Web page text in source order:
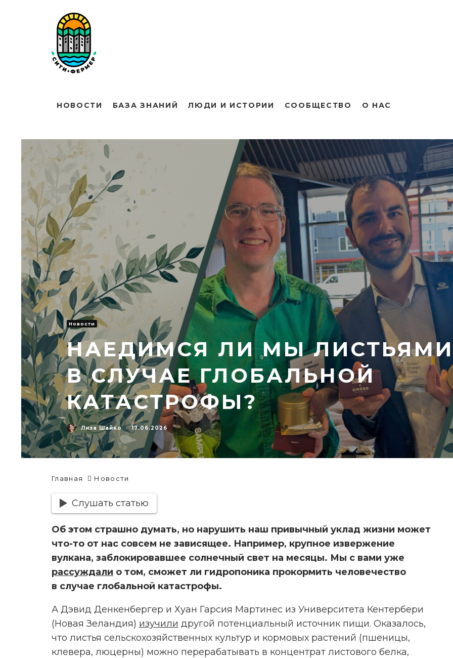
НОВОСТИ БАЗА ЗНАНИЙ ЛЮДИ И ИСТОРИИ СООБЩЕСТВО О НАС
Новости
НАЕДИМСЯ ЛИ МЫ ЛИСТЬЯМИ
В СЛУЧАЕ ГЛОБАЛЬНОЙ
КАТАСТРОФЫ?
Лиза Шайко · 17.06.2026
Главная Новости
Слушать статью
Об этом страшно думать, но нарушить наш привычный уклад жизни может
что-то от нас совсем не зависящее. Например, крупное извержение
вулкана, заблокировавшее солнечный свет на месяцы. Мы с вами уже
рассуждали о том, сможет ли гидропоника прокормить человечество
в случае глобальной катастрофы.
А Дэвид Денкенбергер и Хуан Гарсия Мартинес из Университета Кентербери
(Новая Зеландия) изучили другой потенциальный источник пищи. Оказалось,
что листья сельскохозяйственных культур и кормовых растений (пшеницы,
клевера, люцерны) можно перерабатывать в концентрат листового белка,
ТРЕНД НА ГОРОДСКОЕ
РАСТЕНИЕВОДСТВО
ДОБРАЛСЯ ДО ВИДЕОИГР